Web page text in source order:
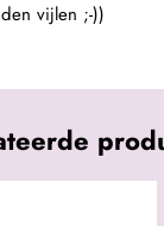
vijlen ;-))